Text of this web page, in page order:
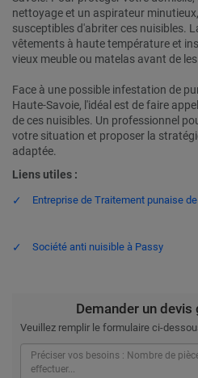
nettoyage et un aspirateur
susceptibles d'abriter ces nuisibles.
vêtements à haute température et
vieux meuble ou matelas avant de
Face à une possible infestation de
Haute-Savoie, l'idéal est de faire
de ces nuisibles. Un professionnel
votre situation et proposer la
adaptée.
Liens utiles :
Entreprise de Traitement punaise
Société anti nuisible à Passy
Demander un
Veuillez remplir le formulaire ci-